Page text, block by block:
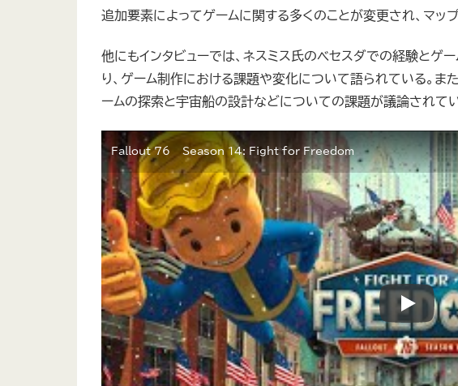
追加要素によってゲームに関する多くのことが変更され、マッ
他にもインタビューでは、ネスミス氏のベセスダでの経験と
り、ゲーム制作における課題や変化について語られている。
ームの探索と宇宙船の設計などについての課題が議論されてい
Fallout 76 – Season 14: Fight for Freedom